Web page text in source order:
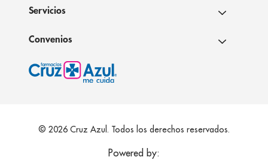
Servicios
Convenios
© 2026 Cruz Azul. Todos los derechos reservados.
Powered by: